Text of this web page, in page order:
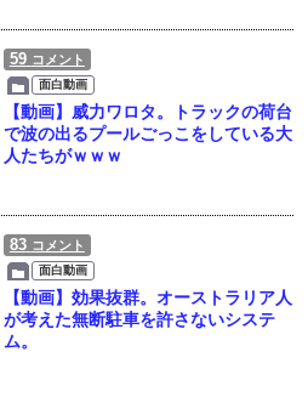
59 コメント
面白動画
【動画】威力ワロタ。トラックの荷台
で波の出るプールごっこをしている大
人たちがｗｗｗ
83 コメント
面白動画
【動画】効果抜群。オーストラリア人
が考えた無断駐車を許さないシステ
ム。